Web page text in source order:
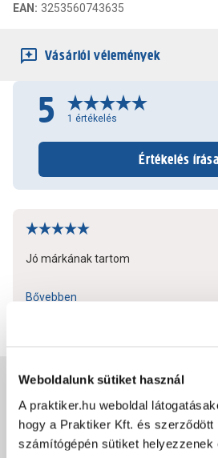
Weboldalunk sütiket használ
A praktiker.hu weboldal
hogy a Praktiker Kft. és szerződött
számítógépén sütiket helyezzenek
EAN : 3253560743635
Vásárlói vélemények
5 1 értékelés
Értékelés írása
Jó márkának tartom
Bővebben
Jótállás, szavatosság
Csomagolási és súly